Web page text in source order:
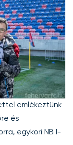
emlékeztünk
és
egykori NB I-